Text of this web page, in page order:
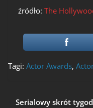
źródło: The
Tagi: Actor Awards,
Serialowy skrót